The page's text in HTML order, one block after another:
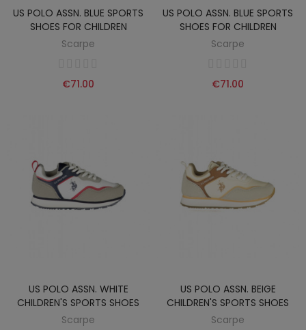
US POLO ASSN. BLUE SPORTS
SHOES FOR CHILDREN
Scarpe
€71.00
US POLO ASSN. BLUE SPORTS
SHOES FOR CHILDREN
Scarpe
€71.00
US POLO ASSN. WHITE
CHILDREN'S SPORTS SHOES
Scarpe
US POLO ASSN. BEIGE
CHILDREN'S SPORTS SHOES
Scarpe